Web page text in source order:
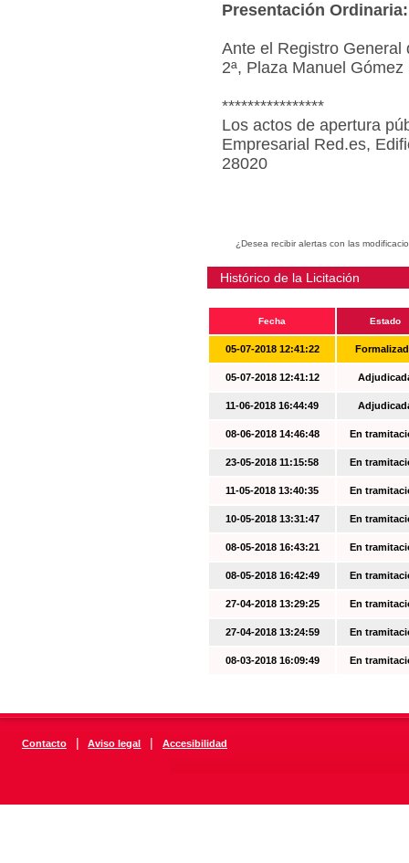
Presentación Ordinaria:
Ante el Registro General
2ª, Plaza Manuel
****************
Los actos de apertura
Empresarial Red.es,
28020
¿Desea recibir alertas con las
Histórico de la Licitación
Fecha Estado
05-07-2018 12:41:22
05-07-2018 12:41:12
11-06-2018 16:44:49
08-06-2018 14:46:48 En
23-05-2018 11:15:58 En
11-05-2018 13:40:35 En
10-05-2018 13:31:47 En
08-05-2018 16:43:21 En
08-05-2018 16:42:49 En
27-04-2018 13:29:25 En
27-04-2018 13:24:59 En
08-03-2018 16:09:49 En
Contacto | Aviso legal | Accesibilidad